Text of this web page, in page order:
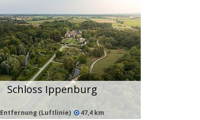
Schloss Ippenburg
Entfernung (Luftlinie) 47,4 km